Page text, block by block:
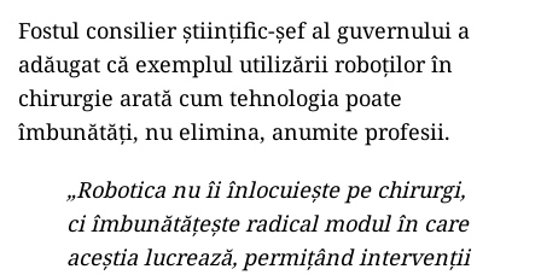
Fostul consilier științific-șef al guvernului a
adăugat că exemplul utilizării roboților în
chirurgie arată cum tehnologia poate
îmbunătăți, nu elimina, anumite profesii.
„Robotica nu îi înlocuiește pe chirurgi,
ci îmbunătățește radical modul în care
aceștia lucrează, permițând intervenții